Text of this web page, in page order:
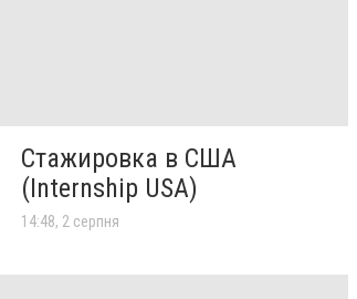
Стажировка в США
(Internship USA)
14:48, 2 серпня